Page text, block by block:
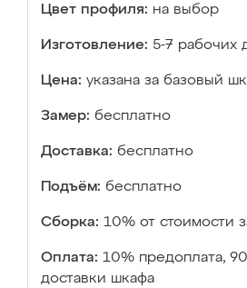
Цвет профиля: на выбор
Изготовление: 5-7 рабочих
Цена: указана за базовый
Замер: бесплатно
Доставка: бесплатно
Подъём: бесплатно
Сборка: 10% от стоимости
Оплата: 10% предоплата,
доставки шкафа